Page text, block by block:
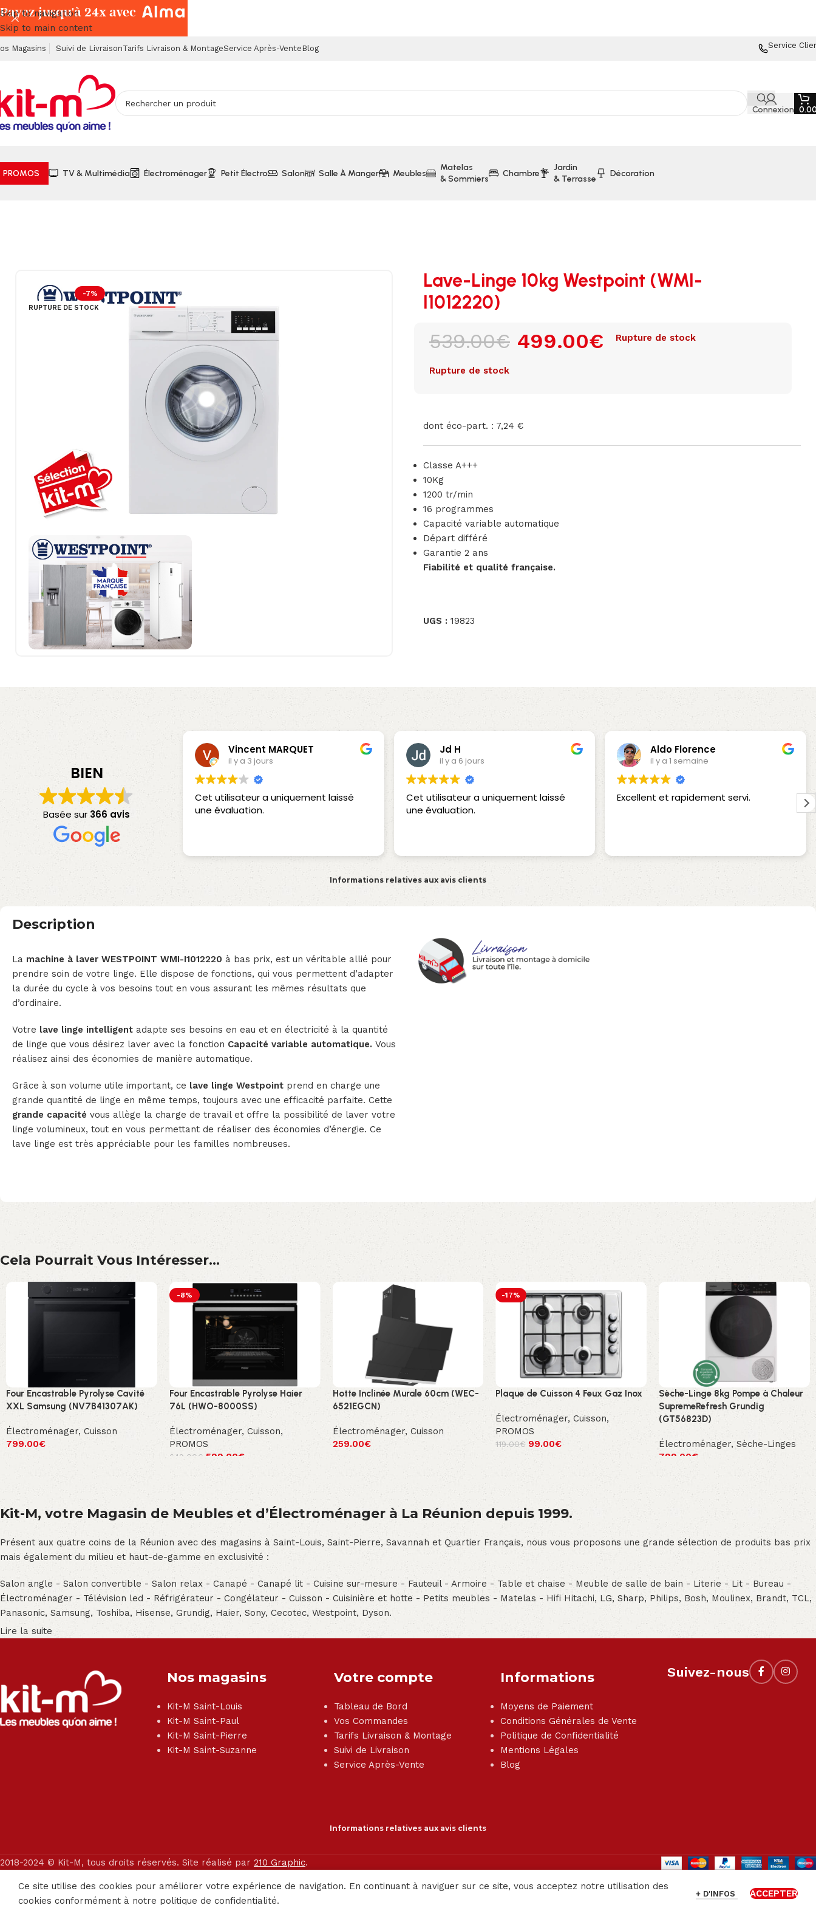
Skip to navigation
Skip to main content
Magasins Suivi de LivraisonTarifs Livraison & MontageService Après-Vente Blog Service
Connexion
PROMOS TV & Multimédia Électroménager Petit Électro Salon Salle À Manger Meubles
Matelas
& Sommiers
Chambre
Jardin
& Terrasse
Décoration
-7%
RUPTURE DE STOCK
Lave-Linge 10kg Westpoint (WMI-
I1012220)
539.00€ 499.00€ Rupture de stock
Rupture de stock
dont éco-part. : 7,24 €
Classe A+++
10Kg
1200 tr/min
16 programmes
Capacité variable automatique
Départ différé
Garantie 2 ans
Fiabilité et qualité française.
UGS : 19823
BIEN
Basée sur 366 avis
Vincent MARQUET
il y a 3 jours
Cet utilisateur a uniquement laissé
une évaluation.
Jd H
il y a 6 jours
Cet utilisateur a uniquement laissé
une évaluation.
Aldo Florence
il y a 1 semaine
Excellent et rapidement servi.
Informations relatives aux avis clients
Description
La machine à laver WESTPOINT WMI-I1012220 à bas prix, est un véritable allié pour
prendre soin de votre linge. Elle dispose de fonctions, qui vous permettent d’adapter
la durée du cycle à vos besoins tout en vous assurant les mêmes résultats que
d’ordinaire.
Votre lave linge intelligent adapte ses besoins en eau et en électricité à la quantité
de linge que vous désirez laver avec la fonction Capacité variable automatique. Vous
réalisez ainsi des économies de manière automatique.
Grâce à son volume utile important, ce lave linge Westpoint prend en charge une
grande quantité de linge en même temps, toujours avec une efficacité parfaite. Cette
grande capacité vous allège la charge de travail et offre la possibilité de laver votre
linge volumineux, tout en vous permettant de réaliser des économies d’énergie. Ce
lave linge est très appréciable pour les familles nombreuses.
Cela Pourrait Vous Intéresser...
Four Encastrable Pyrolyse Cavité
XXL Samsung (NV7B41307AK)
Électroménager,Cuisson
799.00€
-8%
Four Encastrable Pyrolyse Haier
76L (HWO-8000SS)
Électroménager, Cuisson,
PROMOS
649.00€ 599.00€
Hotte Inclinée Murale 60cm (WEC-
6521EGCN)
Électroménager, Cuisson
259.00€
-17%
Plaque de Cuisson 4 Feux Gaz Inox
Électroménager,Cuisson,
PROMOS
119.00€ 99.00€
Sèche-Linge 8kg Pompe à Chaleur
SupremeRefresh Grundig
(GT56823D)
Électroménager,Sèche-Linges
799.00€
Kit-M, votre Magasin de Meubles et d’Électroménager à La Réunion depuis 1999.
Présent aux quatre coins de la Réunion avec des magasins à Saint-Louis, Saint-Pierre, Savannah et Quartier Français, nous vous proposons une grande sélection de produits bas prix
mais également du milieu et haut-de-gamme en exclusivité :
Salon angle - Salon convertible - Salon relax - Canapé - Canapé lit - Cuisine sur-mesure - Fauteuil - Armoire - Table et chaise - Meuble de salle de bain - Literie - Lit - Bureau -
Électroménager - Télévision led - Réfrigérateur - Congélateur - Cuisson - Cuisinière et hotte - Petits meubles - Matelas - Hifi Hitachi, LG, Sharp, Philips, Bosh, Moulinex, Brandt, TCL,
Panasonic, Samsung, Toshiba, Hisense, Grundig, Haier, Sony, Cecotec, Westpoint, Dyson.
Lire la suite
Nos magasins
Kit-M Saint-Louis
Kit-M Saint-Paul
Kit-M Saint-Pierre
Kit-M Saint-Suzanne
Votre compte
Tableau de Bord
Vos Commandes
Tarifs Livraison & Montage
Suivi de Livraison
Service Après-Vente
Informations
Moyens de Paiement
Conditions Générales de Vente
Politique de Confidentialité
Mentions Légales
Blog
Suivez-nous
Informations relatives aux avis clients
2018-2024 © Kit-M, tous droits réservés. Site réalisé par 210 Graphic.
Payez jusqu'à 24x avec
Ce site utilise des cookies pour améliorer votre expérience de navigation. En continuant à naviguer sur ce site, vous acceptez notre utilisation des
cookies conformément à notre politique de confidentialité.
+ D'INFOS ACCEPTER